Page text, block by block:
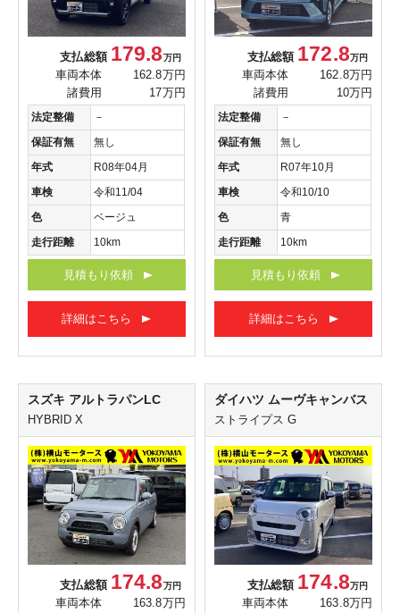
支払総額 179.8万円
車両本体
162.8万円
諸費用
17万円
法定整備
－
保証有無
無し
年式
R08年04月
車検
令和11/04
色
ベージュ
走行距離
10km
見積もり依頼
詳細はこちら
支払総額 172.8万円
車両本体
162.8万円
諸費用
10万円
法定整備
－
保証有無
無し
年式
R07年10月
車検
令和10/10
色
青
走行距離
10km
見積もり依頼
詳細はこちら
スズキ アルトラパンLC
HYBRID X
支払総額 174.8万円
車両本体 163.8万円
ダイハツ ムーヴキャンバス
ストライプス G
支払総額 174.8万円
車両本体 163.8万円